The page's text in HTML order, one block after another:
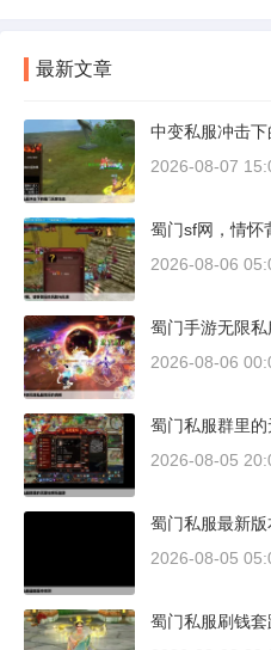
最新文章
中变私服冲击
2026-08-07
蜀门sf网，情怀
2026-08-06
蜀门手游无限
2026-08-06
蜀门私服群里
2026-08-05
蜀门私服最新版
2026-08-05
蜀门私服刷钱